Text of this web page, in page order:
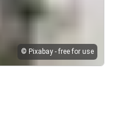
© Pixabay - free for use